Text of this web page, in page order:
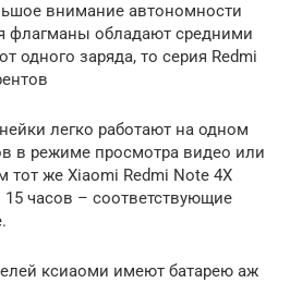
внимание автономности
флагманы обладают средними
одного заряда, то серия Redmi
легко работают на одном
в режиме просмотра видео или
тот же Xiaomi Redmi Note 4X
часов – соответствующие
ксиаоми имеют батарею аж